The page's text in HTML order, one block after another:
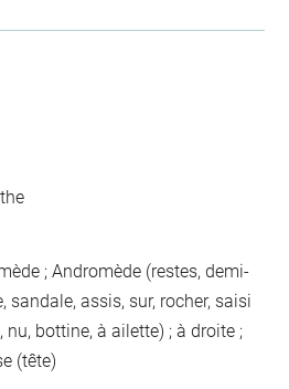
; Andromède (restes, demi-
sandale, assis, sur, rocher, saisi
nu, bottine, à ailette) ; à droite ;
(tête)